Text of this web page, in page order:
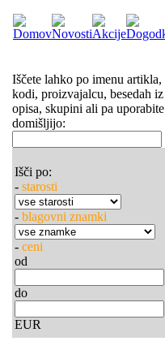
Iščete lahko po imenu artikla,
kodi, proizvajalcu, besedah iz
opisa, skupini ali pa uporabite
domišljijo:
Išči po:
- starosti
- blagovni znamki
- ceni
od
do
EUR